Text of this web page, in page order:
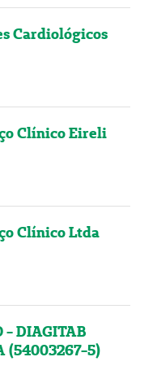
Cardiológicos
Clínico Eireli
Clínico Ltda
- DIAGITAB
(54003267-5)